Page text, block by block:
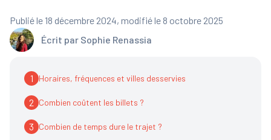
Écrit par Sophie Renassia
Publié le 18 décembre 2024, modifié le 8 octobre 2025
1 Horaires, fréquences et villes desservies
2 Combien coûtent les billets ?
3 Combien de temps dure le trajet ?